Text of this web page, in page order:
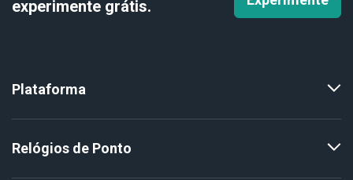
experimente grátis.
Plataforma
Relógios de Ponto